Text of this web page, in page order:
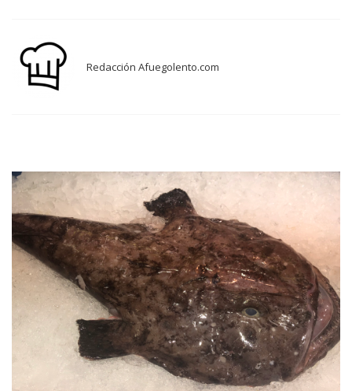
Redacción Afuegolento.com